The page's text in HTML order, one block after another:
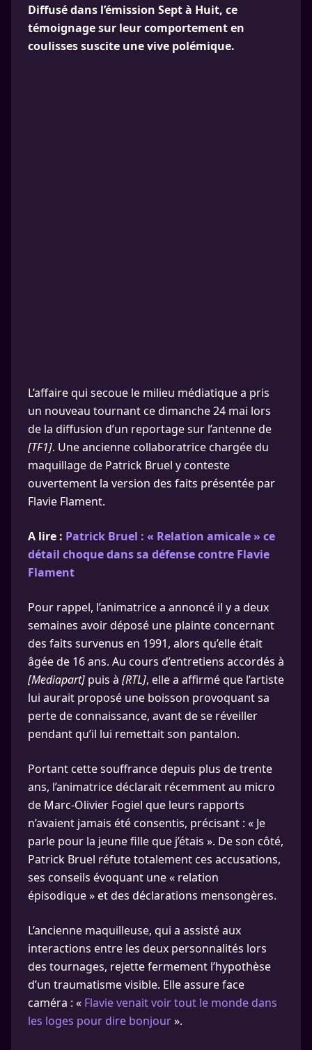
Diffusé dans l’émission Sept à Huit, ce
témoignage sur leur comportement en
coulisses suscite une vive polémique.
L’affaire qui secoue le milieu médiatique a pris
un nouveau tournant ce dimanche 24 mai lors
de la diffusion d’un reportage sur l’antenne de
[TF1]. Une ancienne collaboratrice chargée du
maquillage de Patrick Bruel y conteste
ouvertement la version des faits présentée par
Flavie Flament.
A lire : Patrick Bruel : « Relation amicale » ce
détail choque dans sa défense contre Flavie
Flament
Pour rappel, l’animatrice a annoncé il y a deux
semaines avoir déposé une plainte concernant
des faits survenus en 1991, alors qu’elle était
âgée de 16 ans. Au cours d’entretiens accordés à
[Mediapart] puis à [RTL], elle a affirmé que l’artiste
lui aurait proposé une boisson provoquant sa
perte de connaissance, avant de se réveiller
pendant qu’il lui remettait son pantalon.
Portant cette souffrance depuis plus de trente
ans, l’animatrice déclarait récemment au micro
de Marc-Olivier Fogiel que leurs rapports
n’avaient jamais été consentis, précisant : « Je
parle pour la jeune fille que j’étais ». De son côté,
Patrick Bruel réfute totalement ces accusations,
ses conseils évoquant une « relation
épisodique » et des déclarations mensongères.
L’ancienne maquilleuse, qui a assisté aux
interactions entre les deux personnalités lors
des tournages, rejette fermement l’hypothèse
d’un traumatisme visible. Elle assure face
caméra : « Flavie venait voir tout le monde dans
les loges pour dire bonjour».